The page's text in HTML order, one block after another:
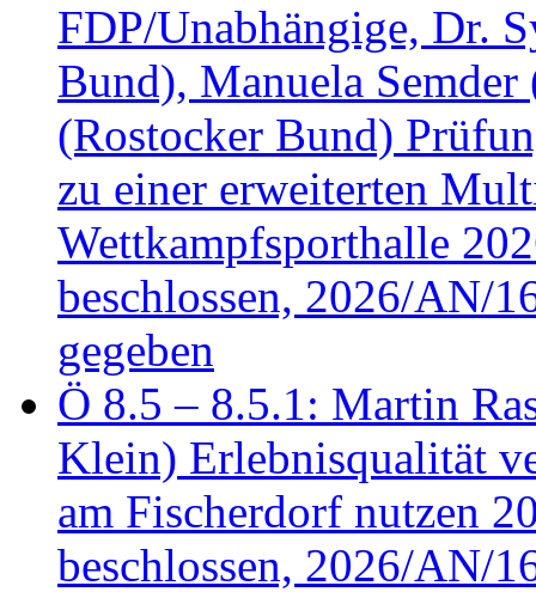
FDP/Unabhängige, Dr.
Bund), Manuela
(Rostocker Bund)
zu einer erweiterten
Wettkampfsporthalle
beschlossen, 2026/AN/
gegeben
Ö 8.5 – 8.5.1: Martin
Klein) Erlebnisqualität
am Fischerdorf nutzen
beschlossen, 2026/AN/